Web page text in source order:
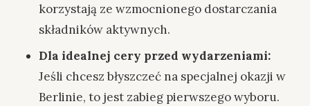
korzystają ze wzmocnionego dostarczania
składników aktywnych.
Dla idealnej cery przed wydarzeniami:
Jeśli chcesz błyszczeć na specjalnej okazji w
Berlinie, to jest zabieg pierwszego wyboru.